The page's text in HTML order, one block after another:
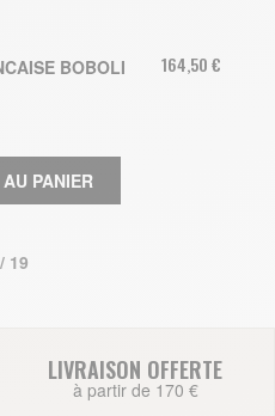
BOBOLI 164,50 €
PANIER
/ 19
LIVRAISON OFFERTE
à partir de 170 €